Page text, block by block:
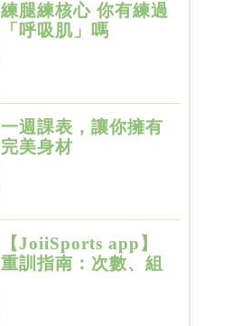
練腿練核心 你有練過
「呼吸肌」嗎
一週課表，讓你擁有
完美身材
【JoiiSports app】
重訓指南：次數、組